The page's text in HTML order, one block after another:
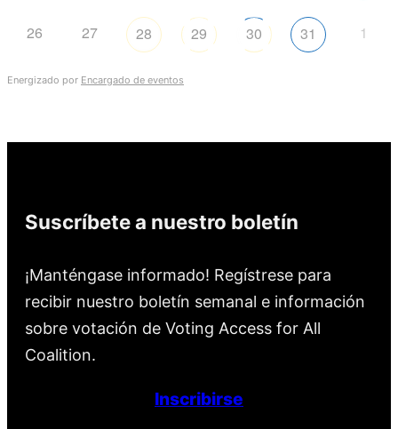
26 27 28 29 30 31 1
Energizado por Encargado de eventos
Suscríbete a nuestro boletín
¡Manténgase informado! Regístrese para
recibir nuestro boletín semanal e información
sobre votación de Voting Access for All
Coalition.
Inscribirse